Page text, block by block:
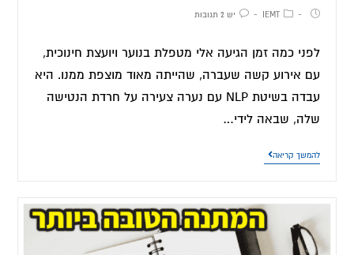
IEMT יש 2 תגובות
לפני כמה זמן הגיעה אלי מטפלת בנוער ויועצת חינוכית,
עם אירוע קשה שעברה, שהייתה מאוד מוצפת ממנו. היא
עבדה בשיטת NLP עם נערה צעירה על חרדת הנטישה
שלה, שבאה לידי…
להמשך קריאה